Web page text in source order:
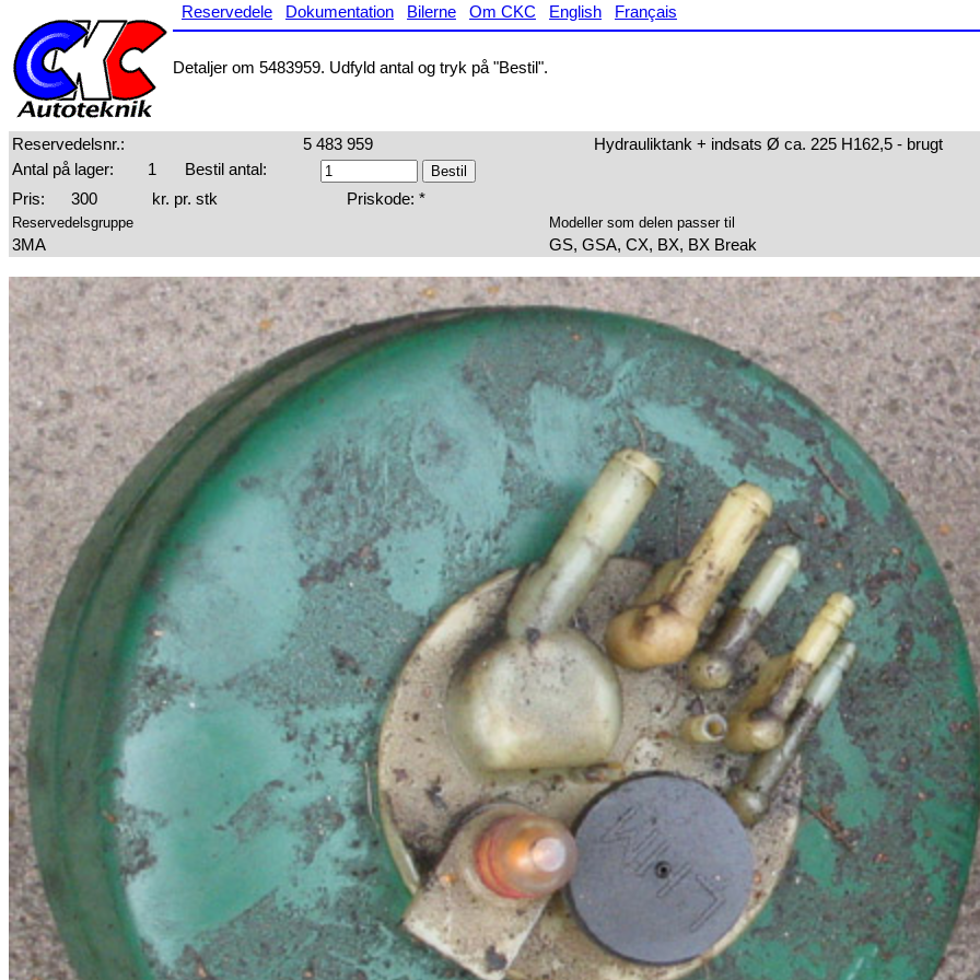
Reservedele Dokumentation Bilerne Om CKC English Français
Detaljer om 5483959. Udfyld antal og tryk på "Bestil".
Reservedelsnr.: 5 483 959
Hydrauliktank + indsats Ø ca. 225 H162,5 - brugt
Antal på lager:
1
Bestil antal:
Pris:
300 kr. pr. stk Priskode: *
Reservedelsgruppe Modeller som delen passer til
3MA GS, GSA, CX, BX, BX Break